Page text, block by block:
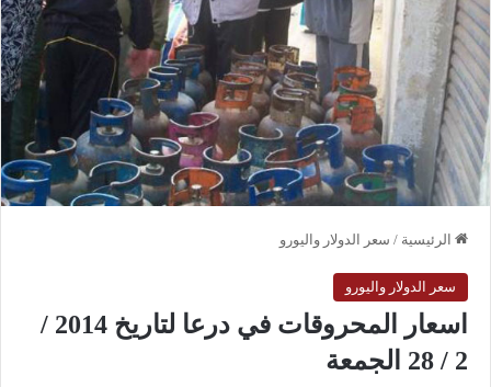
الرئيسية / سعر الدولار واليورو
سعر الدولار واليورو
اسعار المحروقات في درعا لتاريخ 2014 /
2 / 28 الجمعة